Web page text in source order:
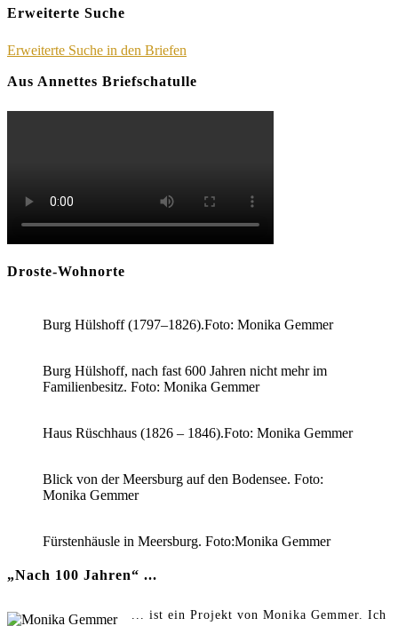
Erweiterte Suche
Erweiterte Suche in den Briefen
Aus Annettes Briefschatulle
Droste-Wohnorte
Burg Hülshoff (1797–1826).Foto: Monika Gemmer
Burg Hülshoff, nach fast 600 Jahren nicht mehr im
Familienbesitz. Foto: Monika Gemmer
Haus Rüschhaus (1826 – 1846).Foto: Monika Gemmer
Blick von der Meersburg auf den Bodensee. Foto:
Monika Gemmer
Fürstenhäusle in Meersburg. Foto:Monika Gemmer
„Nach 100 Jahren“ ...
... ist ein Projekt von Monika Gemmer. Ich